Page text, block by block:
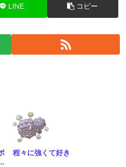
LINE コピー
程々に強くて好き